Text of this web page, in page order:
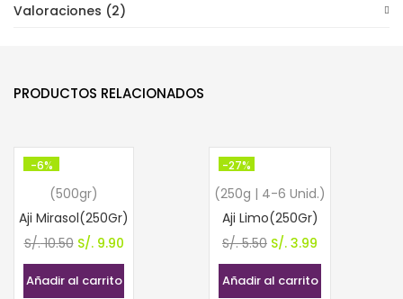
Valoraciones (2)
PRODUCTOS RELACIONADOS
-6%
(500gr)
Aji Mirasol(250Gr)
S/.10.50 El
precio
original
S/.9.90El
precio
Añadir al carrito
-27%
(250g | 4-6 Unid.)
Aji Limo(250Gr)
S/.5.50 El
precio
original
S/. 3.99
precio
actual
Añadir al carrito